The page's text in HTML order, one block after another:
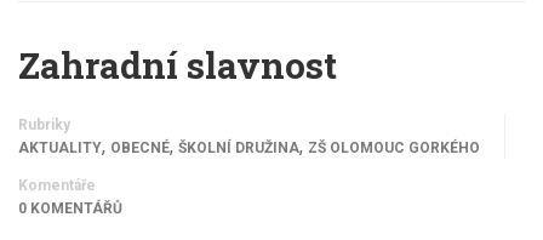
Zahradní slavnost
Rubriky
AKTUALITY, OBECNÉ, ŠKOLNÍ DRUŽINA, ZŠ OLOMOUC GORKÉHO
Komentáře
0 KOMENTÁŘŮ